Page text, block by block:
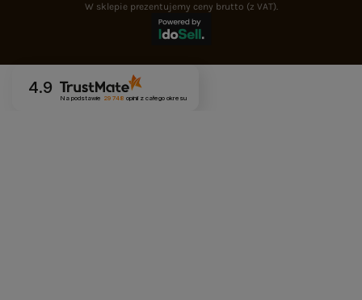
W sklepie prezentujemy ceny brutto (z VAT).
4.9
Na podstawie 29 748 opinii z całego okresu